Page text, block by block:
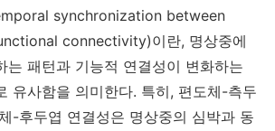
synchronization between
connectivity)이란, 명상중에
는 패턴과 기능적 연결성이 변화하는
유사함을 의미한다. 특히, 편도체-측두
-후두엽 연결성은 명상중의 심박과 동